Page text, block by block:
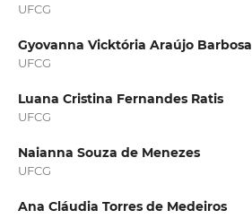
UFCG
Gyovanna Vicktória Araújo Barbosa
UFCG
Luana Cristina Fernandes Ratis
UFCG
Naianna Souza de Menezes
UFCG
Ana Cláudia Torres de Medeiros